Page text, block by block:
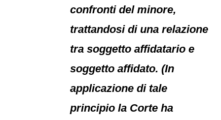
confronti del minore,
trattandosi di una relazione
tra soggetto affidatario e
soggetto affidato. (In
applicazione di tale
principio la Corte ha